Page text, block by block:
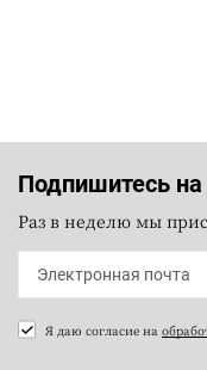
Подпишитесь
Раз в неделю мы
Я даю согласие на